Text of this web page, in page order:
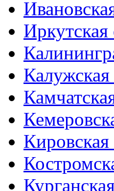
Иркутская
Калужская
Кировская